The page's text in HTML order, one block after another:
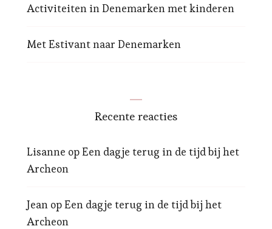
Activiteiten in Denemarken met kinderen
Met Estivant naar Denemarken
Recente reacties
Lisanne opEen dagje terug in de tijd bij het
Archeon
Jean opEen dagje terug in de tijd bij het
Archeon